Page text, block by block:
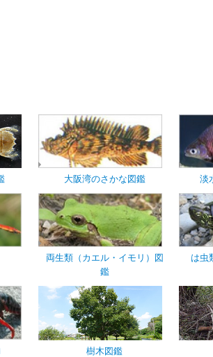
大阪湾のさかな図鑑 淡
両生類（カエル・イモリ）図
鑑
は虫
樹木図鑑